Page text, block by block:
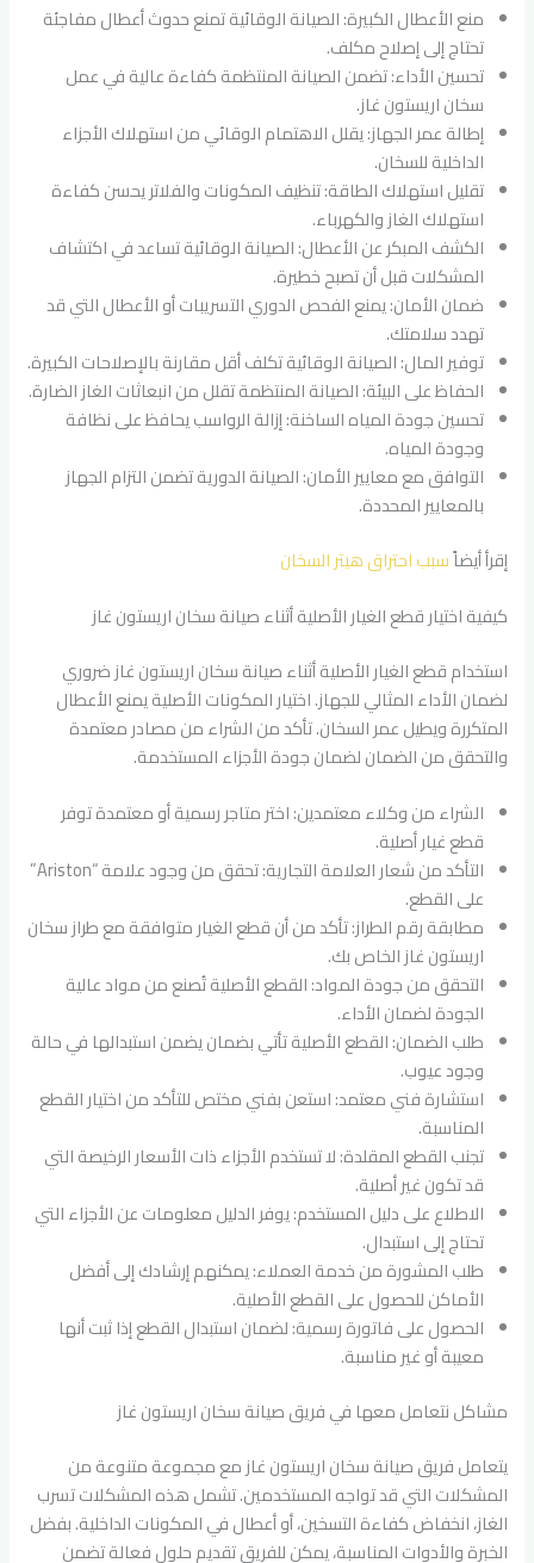
منع الأعطال الكبيرة: الصيانة الوقائية تمنع حدوث أعطال مفاجئة
تحتاج إلى إصلاح مكلف.
تحسين الأداء: تضمن الصيانة المنتظمة كفاءة عالية في عمل
سخان اريستون غاز.
إطالة عمر الجهاز: يقلل الاهتمام الوقائي من استهلاك الأجزاء
الداخلية للسخان.
تقليل استهلاك الطاقة: تنظيف المكونات والفلاتر يحسن كفاءة
استهلاك الغاز والكهرباء.
الكشف المبكر عن الأعطال: الصيانة الوقائية تساعد في اكتشاف
المشكلات قبل أن تصبح خطيرة.
ضمان الأمان: يمنع الفحص الدوري التسريبات أو الأعطال التي قد
تهدد سلامتك.
توفير المال: الصيانة الوقائية تكلف أقل مقارنة بالإصلاحات الكبيرة.
الحفاظ على البيئة: الصيانة المنتظمة تقلل من انبعاثات الغاز الضارة.
تحسين جودة المياه الساخنة: إزالة الرواسب يحافظ على نظافة
وجودة المياه.
التوافق مع معايير الأمان: الصيانة الدورية تضمن التزام الجهاز
بالمعايير المحددة.
إقرأ أيضاًسبب احتراق هيتر السخان
كيفية اختيار قطع الغيار الأصلية أثناء صيانة سخان اريستون غاز
استخدام قطع الغيار الأصلية أثناء صيانة سخان اريستون غاز ضروري
لضمان الأداء المثالي للجهاز. اختيار المكونات الأصلية يمنع الأعطال
المتكررة ويطيل عمر السخان. تأكد من الشراء من مصادر معتمدة
والتحقق من الضمان لضمان جودة الأجزاء المستخدمة.
الشراء من وكلاء معتمدين: اختر متاجر رسمية أو معتمدة توفر
قطع غيار أصلية.
التأكد من شعار العلامة التجارية: تحقق من وجود علامة “Ariston”
على القطع.
مطابقة رقم الطراز: تأكد من أن قطع الغيار متوافقة مع طراز سخان
اريستون غاز الخاص بك.
التحقق من جودة المواد: القطع الأصلية تُصنع من مواد عالية
الجودة لضمان الأداء.
طلب الضمان: القطع الأصلية تأتي بضمان يضمن استبدالها في حالة
وجود عيوب.
استشارة فني معتمد: استعن بفني مختص للتأكد من اختيار القطع
المناسبة.
تجنب القطع المقلدة: لا تستخدم الأجزاء ذات الأسعار الرخيصة التي
قد تكون غير أصلية.
الاطلاع على دليل المستخدم: يوفر الدليل معلومات عن الأجزاء التي
تحتاج إلى استبدال.
طلب المشورة من خدمة العملاء: يمكنهم إرشادك إلى أفضل
الأماكن للحصول على القطع الأصلية.
الحصول على فاتورة رسمية: لضمان استبدال القطع إذا ثبت أنها
معيبة أو غير مناسبة.
مشاكل نتعامل معها في فريق صيانة سخان اريستون غاز
يتعامل فريق صيانة سخان اريستون غاز مع مجموعة متنوعة من
المشكلات التي قد تواجه المستخدمين. تشمل هذه المشكلات تسرب
الغاز، انخفاض كفاءة التسخين، أو أعطال في المكونات الداخلية. بفضل
الخبرة والأدوات المناسبة، يمكن للفريق تقديم حلول فعالة تضمن